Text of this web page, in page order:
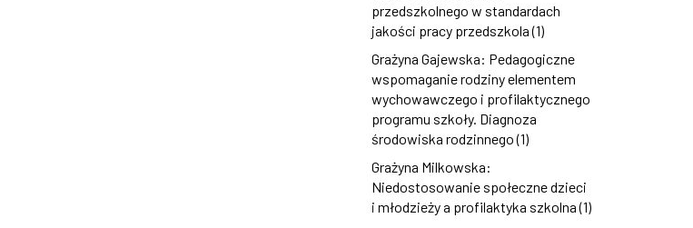
przedszkolnego w standardach
jakości pracy przedszkola (1)
Grażyna Gajewska: Pedagogiczne
wspomaganie rodziny elementem
wychowawczego i profilaktycznego
programu szkoły. Diagnoza
środowiska rodzinnego (1)
Grażyna Milkowska:
Niedostosowanie społeczne dzieci
i młodzieży a profilaktyka szkolna (1)